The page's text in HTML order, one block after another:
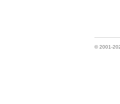
© 2001-